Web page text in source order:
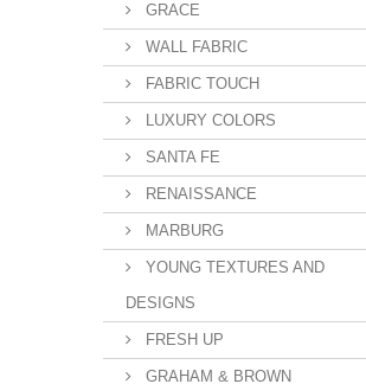
GRACE
WALL FABRIC
FABRIC TOUCH
LUXURY COLORS
SANTA FE
RENAISSANCE
MARBURG
YOUNG TEXTURES AND
DESIGNS
FRESH UP
GRAHAM & BROWN